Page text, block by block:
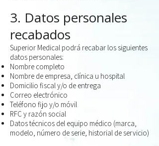
3. Datos personales
recabados
Superior Medical podrá recabar los siguientes
datos personales:
Nombre completo
Nombre de empresa, clínica u hospital
Domicilio fiscal y/o de entrega
Correo electrónico
Teléfono fijo y/o móvil
RFC y razón social
Datos técnicos del equipo médico (marca,
modelo, número de serie, historial de servicio)